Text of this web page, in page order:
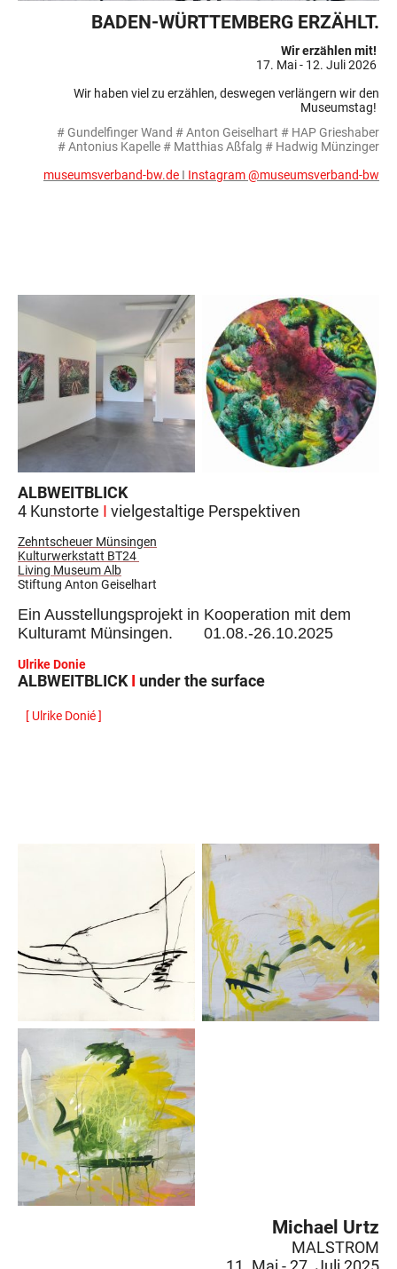
Wir erzählen mit!
17. Mai - 12. Juli 2026
Wir haben viel zu erzählen, deswegen verlängern wir den
Museumstag!
BADEN-WÜRTTEMBERG ERZÄHLT.
# Gundelfinger Wand # Anton Geiselhart # HAP Grieshaber
# Antonius Kapelle # Matthias Aßfalg # Hadwig Münzinger
museumsverband-bw.de I Instagram @museumsverband-bw
ALBWEITBLICK
4 Kunstorte I vielgestaltige Perspektiven
Zehntscheuer Münsingen
Kulturwerkstatt BT24
Living Museum Alb
Stiftung Anton Geiselhart
Ein Ausstellungsprojekt in Kooperation mit dem
Kulturamt Münsingen. 01.08.-26.10.2025
Ulrike Donie
ALBWEITBLICKI under the surface
[ Ulrike Donié ]
Michael Urtz
MALSTROM